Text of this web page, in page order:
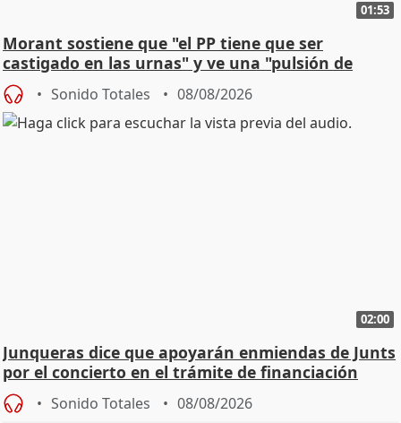
01:53
Morant sostiene que "el PP tiene que ser
castigado en las urnas" y ve una "pulsión de
cambio"
Sonido Totales 08/08/2026
02:00
Junqueras dice que apoyarán enmiendas de Junts
por el concierto en el trámite de financiación
Sonido Totales 08/08/2026